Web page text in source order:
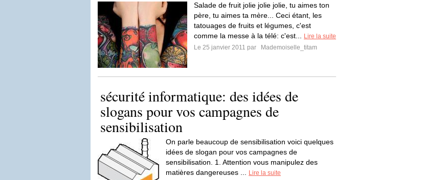
Salade de fruit jolie jolie jolie, tu aimes ton
père, tu aimes ta mère... Ceci étant, les
tatouages de fruits et légumes, c'est
comme la messe à la télé: c'est...
Lire la suite
Le 25 janvier 2011 par
Mademoiselle_titam
sécurité informatique: des idées de
slogans pour vos campagnes de
sensibilisation
On parle beaucoup de sensibilisation voici quelques
idées de slogan pour vos campagnes de
sensibilisation. 1. Attention vous manipulez des
matières dangereuses ...
Lire la suite